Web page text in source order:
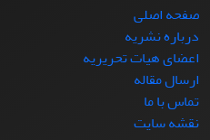
صفحه اصلی
درباره نشریه
اعضای هیات تحریریه
ارسال مقاله
تماس با ما
نقشه سایت